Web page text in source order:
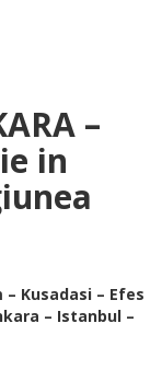
–
in
Kusadasi – Efes
– Istanbul –